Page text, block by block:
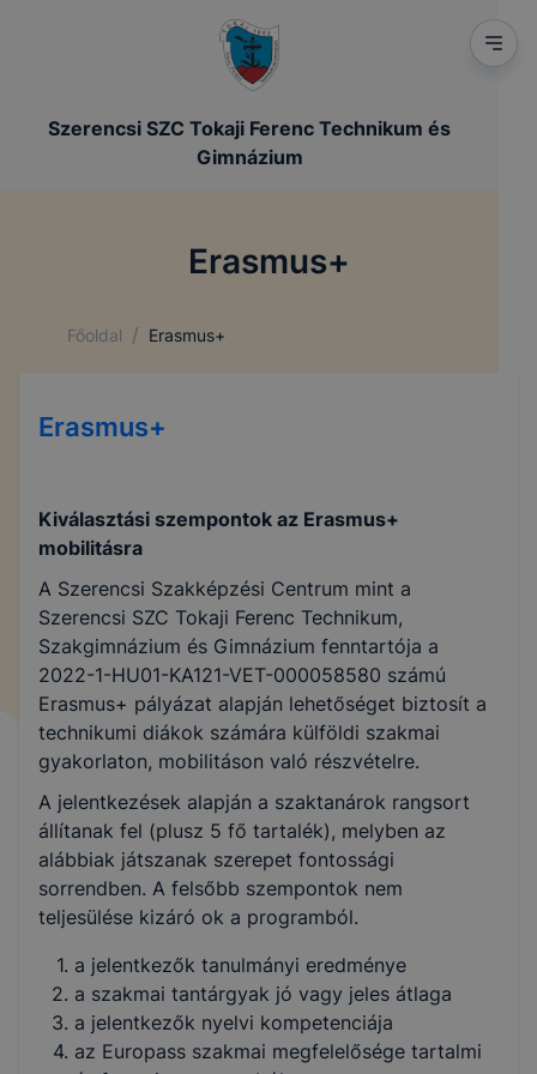
Szerencsi SZC Tokaji Ferenc Technikum és
Gimnázium
Erasmus+
Főoldal / Erasmus+
Erasmus+
Kiválasztási szempontok az Erasmus+
mobilitásra
A Szerencsi Szakképzési Centrum mint a
Szerencsi SZC Tokaji Ferenc Technikum,
Szakgimnázium és Gimnázium fenntartója a
2022-1-HU01-KA121-VET-000058580 számú
Erasmus+ pályázat alapján lehetőséget biztosít a
technikumi diákok számára külföldi szakmai
gyakorlaton, mobilitáson való részvételre.
A jelentkezések alapján a szaktanárok rangsort
állítanak fel (plusz 5 fő tartalék), melyben az
alábbiak játszanak szerepet fontossági
sorrendben. A felsőbb szempontok nem
teljesülése kizáró ok a programból.
a jelentkezők tanulmányi eredménye
a szakmai tantárgyak jó vagy jeles átlaga
a jelentkezők nyelvi kompetenciája
az Europass szakmai megfelelősége tartalmi